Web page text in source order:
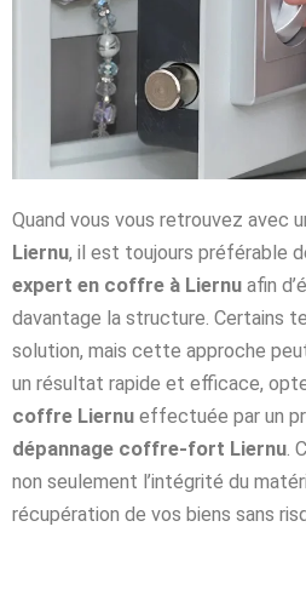
Quand vous vous retrouvez avec
Liernu, il est toujours préférable
expert en coffre à Liernu afin
davantage la structure. Certains
solution, mais cette approche
un résultat rapide et efficace,
coffre Liernu effectuée par un
dépannage coffre-fort Liernu.
non seulement l’intégrité du
récupération de vos biens sans